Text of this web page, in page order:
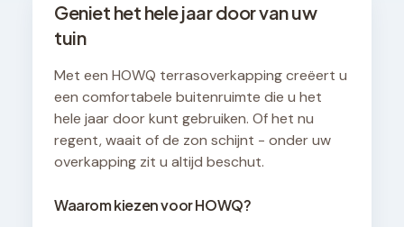
Geniet het hele jaar door van uw
tuin
Met een HOWQ terrasoverkapping creëert u
een comfortabele buitenruimte die u het
hele jaar door kunt gebruiken. Of het nu
regent, waait of de zon schijnt - onder uw
overkapping zit u altijd beschut.
Waarom kiezen voor HOWQ?